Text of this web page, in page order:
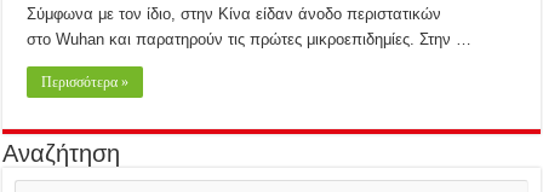
Σύμφωνα με τον ίδιο, στην Κίνα είδαν άνοδο περιστατικών
στο Wuhan και παρατηρούν τις πρώτες μικροεπιδημίες. Στην …
Περισσότερα »
Αναζήτηση